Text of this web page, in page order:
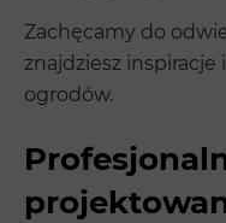
Zachęcamy do
znajdziesz
ogrodów.